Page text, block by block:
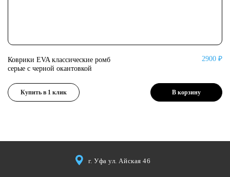
Коврики EVA классические ромб
серые с черной окантовкой
2900 ₽
Купить в 1 клик В корзину
г. Уфа ул. Айская 46